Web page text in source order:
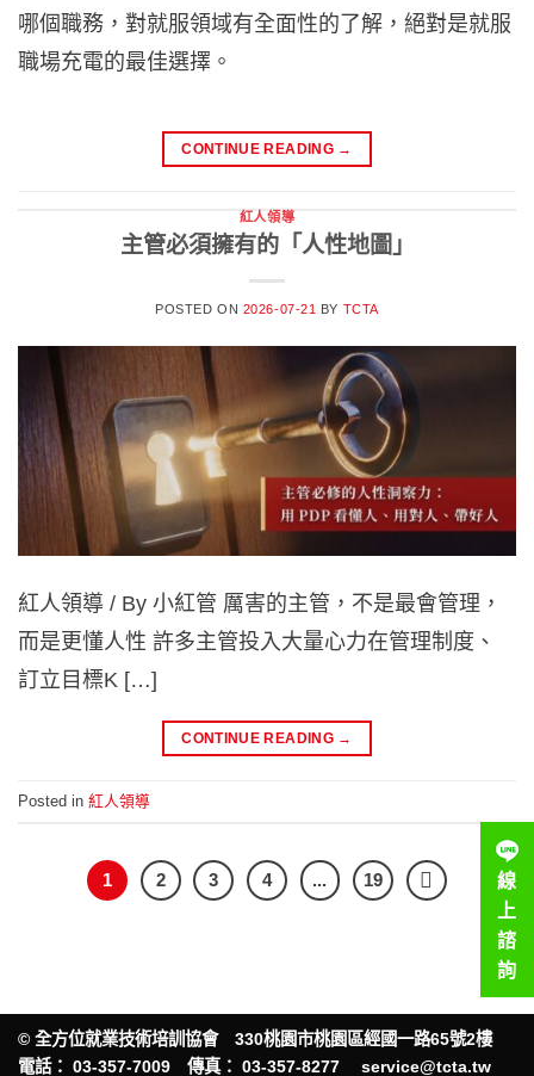
哪個職務，對就服領域有全面性的了解，絕對是就服
職場充電的最佳選擇。
CONTINUE READING →
紅人領導
主管必須擁有的「人性地圖」
POSTED ON 2026-07-21 BY TCTA
紅人領導 / By 小紅管 厲害的主管，不是最會管理，
而是更懂人性 許多主管投入大量心力在管理制度、
訂立目標K […]
CONTINUE READING →
Posted in 紅人領導
1 2 3 4 ... 19
© 全方位就業技術培訓協會330桃園市桃園區經國一路65號2樓
電話： 03-357-7009 傳真： 03-357-8277 service@tcta.tw
線
上
諮
詢